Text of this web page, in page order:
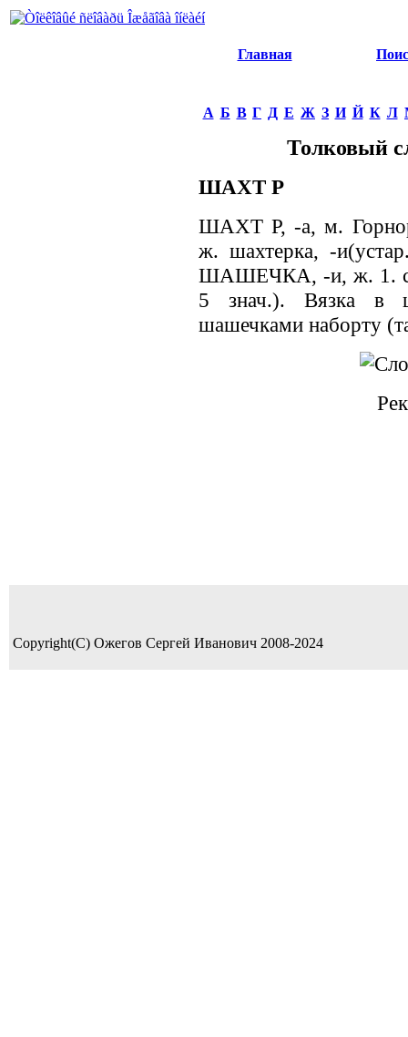
Главная
А Б В Г Д Е Ж З И Й К Л
Толковый
ШАХТ Р
ШАХТ Р, -а, м.
ж. шахтерка, -
ШАШЕЧКА, -и, ж. 1.
5 знач.). Вязка в
шашечками наборту
Copyright(C) Ожегов Сергей Иванович 2008-2024